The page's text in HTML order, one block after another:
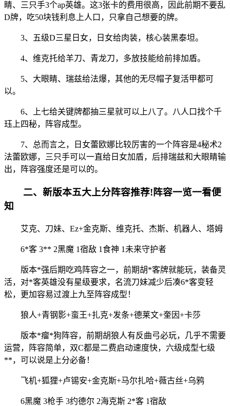
睛、三只手3个ap英雄。这3张卡的费用很高，因此前期不要乱
D牌，吃50块钱利息上人口，只拿自己想要的牌。
3、五级D三星日女，日女给肉装，核心装黑泰坦。
4、维克托给羊刀、青龙刀，多放技能给前排加盾。
5、大眼睛、瑞兹给法爆，其他的无尽帽子复活甲都可
以。
6、上七给关键牌都抽三星就可以上八了。八人口找个千
珏上四秘，阵容成型。
7、总而言之，日女蕾欧娜比较厉害的一个阵容是4秘术2
法蕾欧娜，三只手可以一直给日女加盾，后排瑞兹和大眼睛输
出，阵容强度还是可以的。
二、新版本五大上分阵容推荐!阵容一览一看便
知
艾克、刀妹、Ez+金克斯、维克托、杰斯、机器人、塔姆
6*客 3** 2黑魔 1宿敌 1食神 1未来守护者
版本*强后期吃鸡阵容之一，前期胡*客牌就能玩，装备灵
活，对*客英雄没有星级要求，名流刀妹减少后凑6*客变轻
松，更加容易过渡上九至阵容成型！
狼人+青钢影+蛮王+扎克+发条+德莱文+奎因+卡莎
版本*瘤*狗阵容，前期胡狼人有反曲弓必玩，几乎不需要
运营，阵容简单，双C都是二费启动速度快，六级成型七级
**，可以说是上分必备！
飞机+狐狸+卢锡安+金克斯+马尔扎哈+薇古丝+乌鸦
6黑魔 3枪手 3约德尔 2海克斯 2*客 1宿敌